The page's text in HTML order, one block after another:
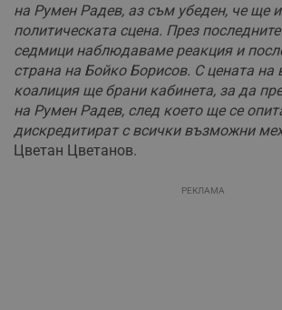
на Румен Радев, аз съм убеден, че ще
политическата сцена. През
седмици наблюдаваме реакция и
страна на Бойко Борисов. С цената на
коалиция ще брани кабинета, за да
на Румен Радев, след което ще се
дискредитират с всички възможни
Цветан Цветанов.
РЕКЛАМА